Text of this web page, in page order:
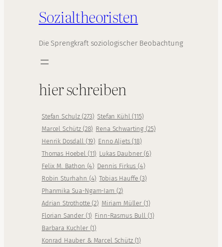
Sozialtheoristen
Die Sprengkraft soziologischer Beobachtung
hier schreiben
Stefan Schulz (273) Stefan Kühl(115)
Marcel Schütz (28) Rena Schwarting (25)
Henrik Dosdall (19) Enno Aljets(18)
Thomas Hoebel (11) Lukas Daubner(6)
Felix M. Bathon (4) Dennis Firkus(4)
Robin Sturhahn (4) Tobias Hauffe(3)
Phanmika Sua-Ngam-Iam (2)
Adrian Strothotte(2) Miriam Müller (1)
Florian Sander (1) Finn-Rasmus Bull (1)
Barbara Kuchler (1)
Konrad Hauber & Marcel Schütz (1)